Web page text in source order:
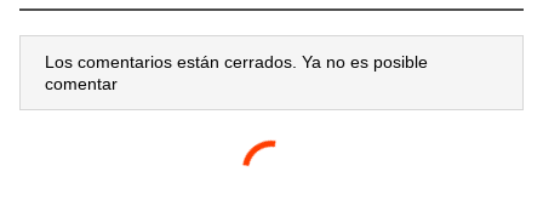
Los comentarios están cerrados. Ya no es posible
comentar